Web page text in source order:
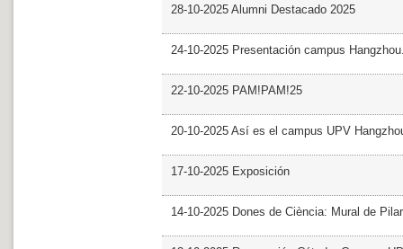
28-10-2025 Alumni Destacado 2025
24-10-2025 Presentación campus
22-10-2025 PAM!PAM!25
20-10-2025 Así es el campus UPV
17-10-2025 Exposición
14-10-2025 Dones de Ciència: Mural de